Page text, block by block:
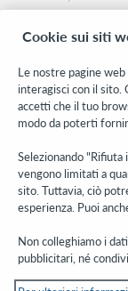
Ricerca
WebJunction
Stay in the
Ricevi gli ultimi
altro direttamente
Subscribe now
Cookie sui siti
Le nostre pagine
interagisci con il sito.
accetti che il tuo
modo da poterti
Selezionando
vengono limitati a
sito. Tuttavia, ciò
esperienza. Puoi
Non colleghiamo i
pubblicitari, né